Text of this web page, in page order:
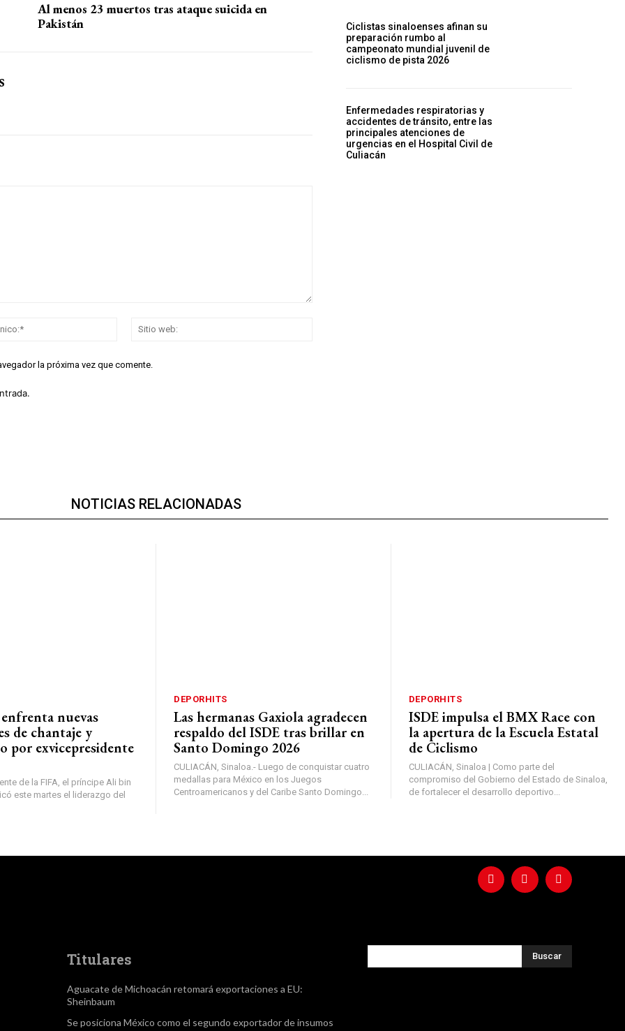
Al menos 23 muertos tras ataque suicida en
Pakistán
Correo
la próxima vez que comente.
Ciclistas sinaloenses afinan su
preparación rumbo al
campeonato mundial juvenil de
ciclismo de pista 2026
Enfermedades respiratorias y
accidentes de tránsito, entre las
principales atenciones de
urgencias en el Hospital Civil de
Culiacán
NOTICIAS RELACIONADAS
nuevas
de chantaje y
por exvicepresidente
de la FIFA, el príncipe Ali bin
este martes el liderazgo del
DEPORHITS
Las hermanas Gaxiola agradecen
respaldo del ISDE tras brillar en
Santo Domingo 2026
CULIACÁN, Sinaloa.- Luego de conquistar cuatro
medallas para México en los Juegos
Centroamericanos y del Caribe Santo Domingo...
DEPORHITS
ISDE impulsa el BMX Race con
la apertura de la Escuela Estatal
de Ciclismo
CULIACÁN, Sinaloa | Como parte del
compromiso del Gobierno del Estado de Sinaloa,
de fortalecer el desarrollo deportivo...
Titulares
Aguacate de Michoacán retomará exportaciones a EU:
Sheinbaum
Se posiciona México como el segundo exportador de insumos
Buscar